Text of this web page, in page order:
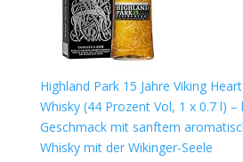
Highland Park 15 Jahre Viking
Whisky (44 Prozent Vol, 1 x 0.7 l)
Geschmack mit sanftem
Whisky mit der Wikinger-Seele